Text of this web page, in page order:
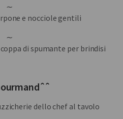
∼
e nocciole gentili
∼
di spumante per brindisi
dello chef al tavolo